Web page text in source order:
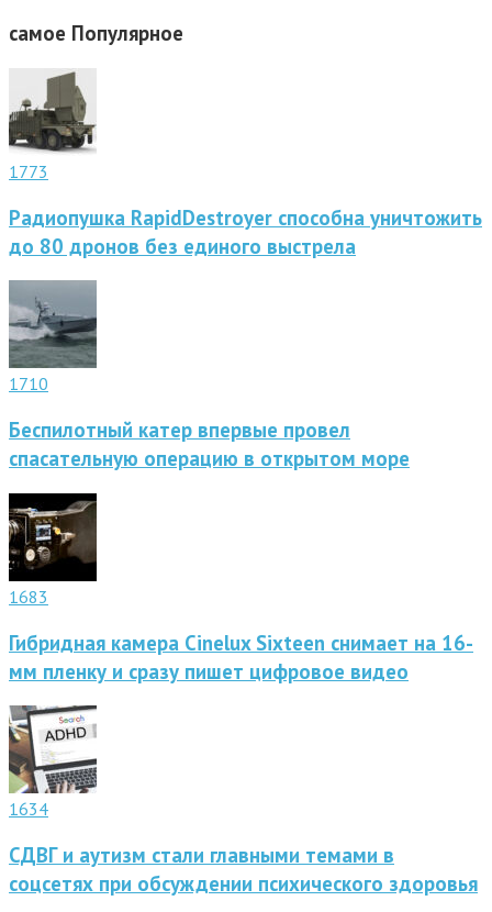
самое Популярное
1773
Радиопушка RapidDestroyer способна уничтожить
до 80 дронов без единого выстрела
1710
Беспилотный катер впервые провел
спасательную операцию в открытом море
1683
Гибридная камера Cinelux Sixteen снимает на 16-
мм пленку и сразу пишет цифровое видео
1634
СДВГ и аутизм стали главными темами в
соцсетях при обсуждении психического здоровья